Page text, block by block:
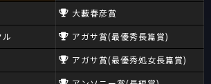
大藪春彦賞
アガサ賞(最優秀長篇賞)
アガサ賞(最優秀処女長篇賞)